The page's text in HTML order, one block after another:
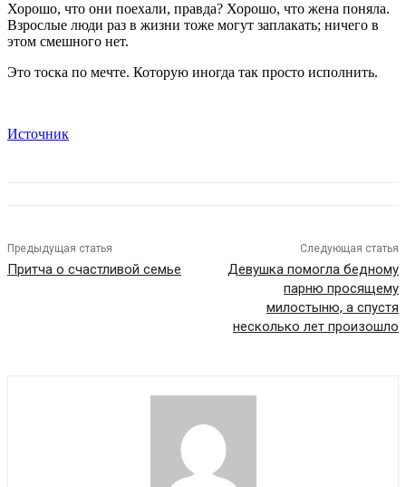
Хорошо, что они поехали, правда? Хорошо, что жена поняла.
Взрослые люди раз в жизни тоже могут заплакать; ничего в
этом смешного нет.
Это тоска по мечте. Которую иногда так просто исполнить.
Источник
Предыдущая статья
Притча о счастливой семье
Следующая статья
Девушка помогла бедному
парню просящему
милостыню, а спустя
несколько лет произошло